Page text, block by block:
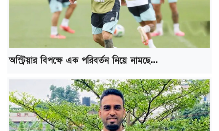
অস্ট্রিয়ার বিপক্ষে এক পরিবর্তন নিয়ে নামছে...